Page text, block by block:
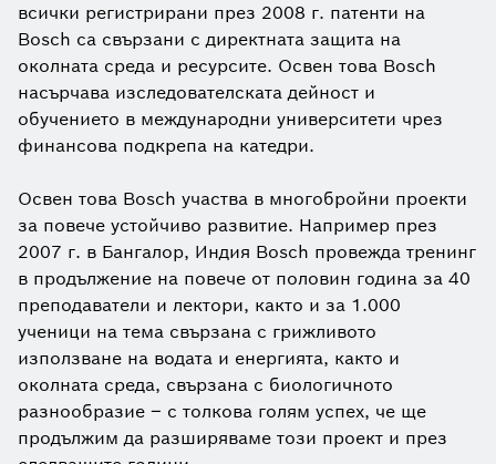
всички регистрирани през 2008 г. патенти на
Bosch са свързани с директната защита на
околната среда и ресурсите. Освен това Bosch
насърчава изследователската дейност и
обучението в международни университети чрез
финансова подкрепа на катедри.
Освен това Bosch участва в многобройни проекти
за повече устойчиво развитие. Например през
2007 г. в Бангалор, Индия Bosch провежда тренинг
в продължение на повече от половин година за 40
преподаватели и лектори, както и за 1.000
ученици на тема свързана с грижливото
използване на водата и енергията, както и
околната среда, свързана с биологичното
разнообразие – с толкова голям успех, че ще
продължим да разширяваме този проект и през